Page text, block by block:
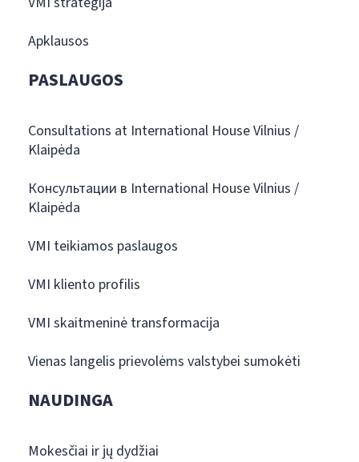
Apklausos
PASLAUGOS
Consultations at International House Vilnius /
Klaipėda
Консультации в International House Vilnius /
Klaipėda
VMI teikiamos paslaugos
VMI kliento profilis
VMI skaitmeninė transformacija
Vienas langelis prievolėms valstybei sumokėti
NAUDINGA
Mokesčiai ir jų dydžiai